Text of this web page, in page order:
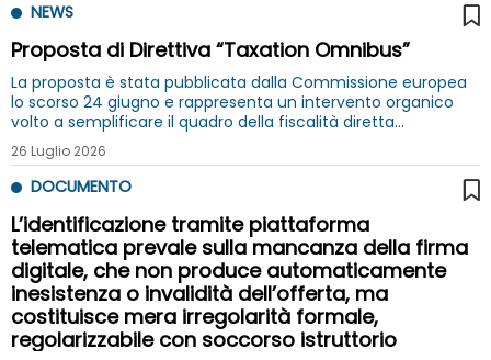
NEWS
Proposta di Direttiva “Taxation Omnibus”
La proposta è stata pubblicata dalla Commissione europea
lo scorso 24 giugno e rappresenta un intervento organico
volto a semplificare il quadro della fiscalità diretta
dell’Unione europea
26 Luglio 2026
DOCUMENTO
L’identificazione tramite piattaforma
telematica prevale sulla mancanza della firma
digitale, che non produce automaticamente
inesistenza o invalidità dell’offerta, ma
costituisce mera irregolarità formale,
regolarizzabile con soccorso istruttorio